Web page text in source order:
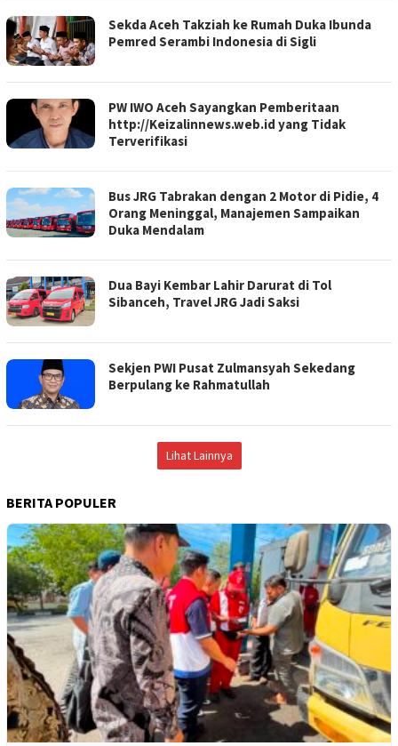
Sekda Aceh Takziah ke Rumah Duka Ibunda
Pemred Serambi Indonesia di Sigli
PW IWO Aceh Sayangkan Pemberitaan
http://Keizalinnews.web.id yang Tidak
Terverifikasi
Bus JRG Tabrakan dengan 2 Motor di Pidie, 4
Orang Meninggal, Manajemen Sampaikan
Duka Mendalam
Dua Bayi Kembar Lahir Darurat di Tol
Sibanceh, Travel JRG Jadi Saksi
Sekjen PWI Pusat Zulmansyah Sekedang
Berpulang ke Rahmatullah
Lihat Lainnya
BERITA POPULER